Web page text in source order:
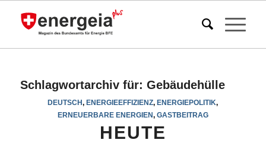
Schlagwortarchiv für: Gebäudehülle
DEUTSCH,ENERGIEEFFIZIENZ,ENERGIEPOLITIK,
ERNEUERBARE ENERGIEN, GASTBEITRAG
HEUTE